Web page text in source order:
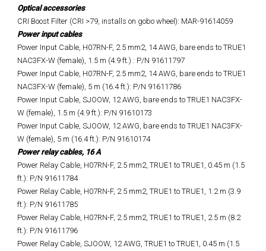
Optical accessories
CRI Boost Filter (CRI >79, installs on gobo wheel): MAR-91614059
Power input cables
Power Input Cable, H07RN-F, 2.5 mm2, 14 AWG, bare ends to TRUE1
NAC3FX-W (female), 1.5 m (4.9 ft.) : P/N 91611797
Power Input Cable, H07RN-F, 2.5 mm2, 14 AWG, bare ends to TRUE1
NAC3FX-W (female), 5 m (16.4 ft.): P/N 91611786
Power Input Cable, SJOOW, 12 AWG, bare ends to TRUE1 NAC3FX-
W (female), 1.5 m (4.9 ft.): P/N 91610173
Power Input Cable, SJOOW, 12 AWG, bare ends to TRUE1 NAC3FX-
W (female), 5 m (16.4 ft.): P/N 91610174
Power relay cables, 16 A
Power Relay Cable, H07RN-F, 2.5 mm2, TRUE1 to TRUE1, 0.45 m (1.5
ft.): P/N 91611784
Power Relay Cable, H07RN-F, 2.5 mm2, TRUE1 to TRUE1, 1.2 m (3.9
ft.): P/N 91611785
Power Relay Cable, H07RN-F, 2.5 mm2, TRUE1 to TRUE1, 2.5 m (8.2
ft.): P/N 91611796
Power Relay Cable, SJOOW, 12 AWG, TRUE1 to TRUE1, 0.45 m (1.5